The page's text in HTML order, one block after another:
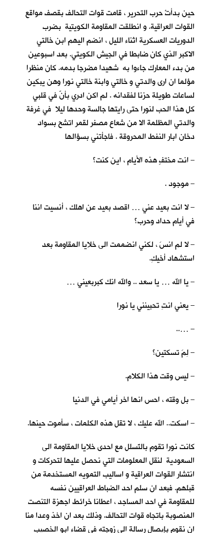
حين بدأتْ حرب التحرير ، قامت قوات التحالف بقصف مواقع
القوات العراقية. و انطلقت المقاومة الكويتية بضرب
الدوريات العسكرية اثناء الليل ، انضم اليهم ابن خالتي
الاكبر الذي كان ضابطا في الجيش الكويتي. بعد اسبوعين
من بدء المعارك جاءوا به شهيدا مضرجا بدمه. كان منظرا
مؤلما ان ارى والدتي و خالتي وابنة خالتي نورا وهن يبكين
لساعات طويلة حزنا لفقدانه . لم اكن ادري بأنّ في قلبي
كل هذا الحب لنورا حتى رايتها جالسة وحدها ليلا في غرفة
والدتي المظلمة الا من شعاع مصفر لقمر اتشح بسواد
دخان ابار النفط المحروقة . فاجأتني بسؤالها
– انت مختفٍ هذه الأيام ، اين كنت؟
– موجود .
– لا انت بعيد عني … اقصد بعيد عن اهلك ، أنسيت اننا
في أيام حداد وحرب؟
– لا لم انسَ ، لكني انضممت الى خلايا المقاومة بعد
استشهاد أخيكِ.
– يا الله … يا سعد .. والله انك كبربعيني …
– يعني انتِ تحبينني يا نورا
– …..
– لِمَ تسكتين؟
– ليس وقت هذا الكلام.
– بل وقته ، احس انها اخر أيامي في الدنيا
– اسكت.. الله عليك ، لا تقل هذه الكلمات ، سأموت حينها.
كانت نورا تقوم بالتَسلل مع احدى خلايا المقاومة الى
السعودية لنقل المعلومات التي نحصل عليها لتحركات و
انتشار القوات العراقية و اساليب التمويه المستخدمة من
قبلهم. فبعد ان سلم احد الضباط العراقيين نفسه
للمقاومة في احد المساجد ، اعطانا خرائط اجهزة التنصت
المنصوبة باتجاه قوات التحالف. وذلك بعد ان اخذ وعدا منا
ان نقوم بإيصال رسالة الى زوجته في قضاء ابو الخصيب